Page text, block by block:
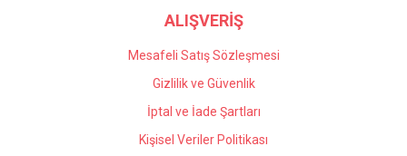
ALIŞVERİŞ
Mesafeli Satış Sözleşmesi
Gizlilik ve Güvenlik
İptal ve İade Şartları
Kişisel Veriler Politikası